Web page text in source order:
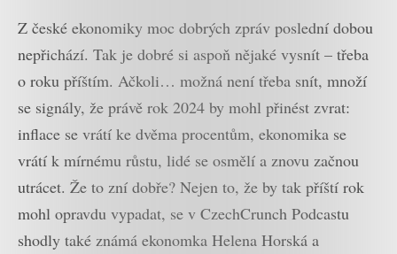
Z české ekonomiky moc dobrých zpráv poslední dobou
nepřichází. Tak je dobré si aspoň nějaké vysnít – třeba
o roku příštím. Ačkoli… možná není třeba snít, množí
se signály, že právě rok 2024 by mohl přinést zvrat:
inflace se vrátí ke dvěma procentům, ekonomika se
vrátí k mírnému růstu, lidé se osmělí a znovu začnou
utrácet. Že to zní dobře? Nejen to, že by tak příští rok
mohl opravdu vypadat, se v CzechCrunch Podcastu
shodly také známá ekonomka Helena Horská a